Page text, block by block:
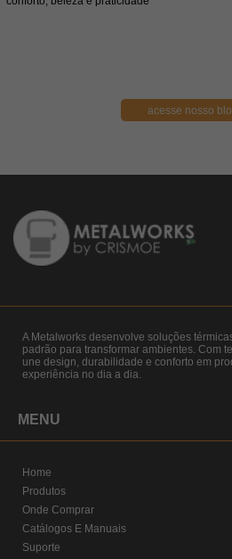
acesse nosso
A Metalworks desenvolve soluções
padrão para transformar ambientes. Com
une design, durabilidade e conforto em
experiência no dia a dia.
MENU
Home
Produtos
Onde Comprar
Catálogos E Manuais
Suporte